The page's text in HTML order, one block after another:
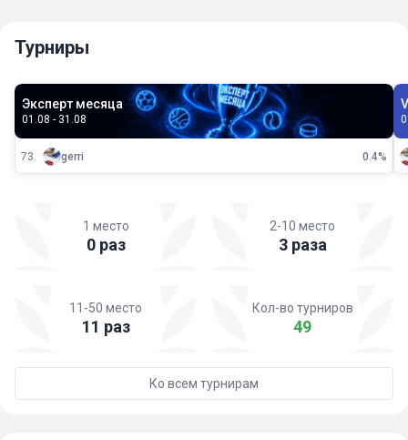
Турниры
Эксперт месяца
01.08 - 31.08
73. gerri 0.4%
1 место
0 раз
2-10 место
3 раза
11-50 место
11 раз
Кол-во турниров
49
Ко всем турнирам